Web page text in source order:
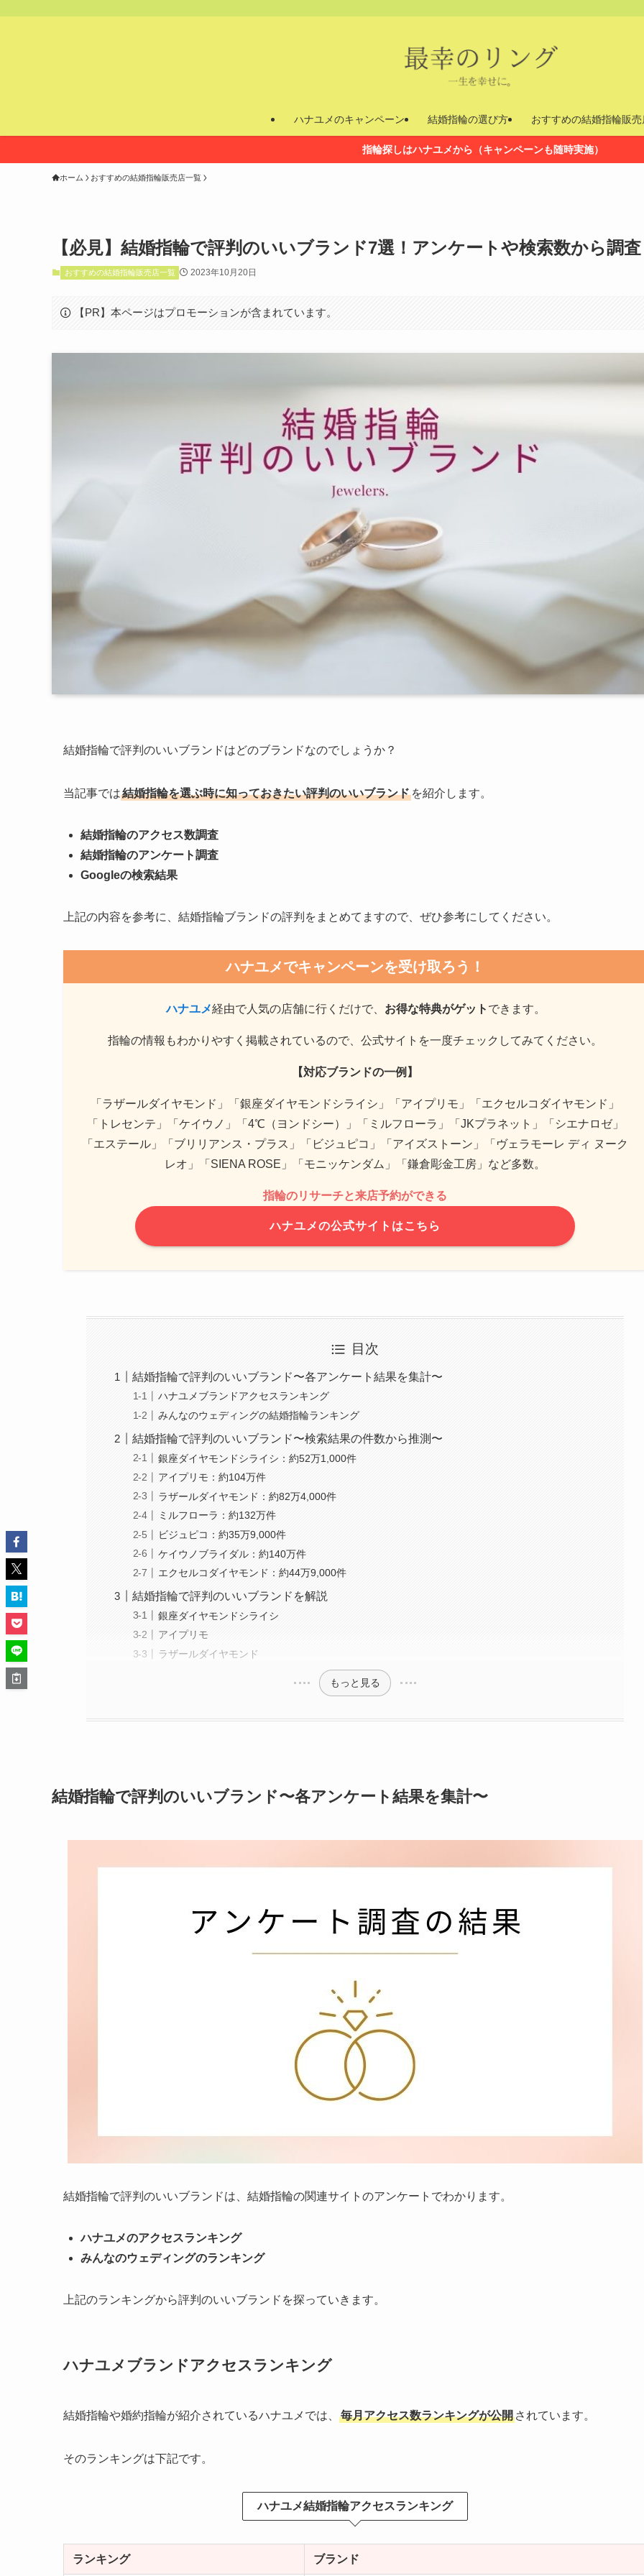
ハナユメのキャンペーン 結婚指輪の選び方 おすすめの結婚指輪販
指輪探しはハナユメから（キャンペーンも随時実施）
ホーム おすすめの結婚指輪販売店一覧
【必見】結婚指輪で評判のいいブランド7選！アンケートや検索数から調査
おすすめの結婚指輪販売店一覧 2023年10月20日
【PR】本ページはプロモーションが含まれています。
結婚指輪で評判のいいブランドはどのブランドなのでしょうか？
当記事では結婚指輪を選ぶ時に知っておきたい評判のいいブランド を紹介します。
結婚指輪のアクセス数調査
結婚指輪のアンケート調査
Googleの検索結果
上記の内容を参考に、結婚指輪ブランドの評判をまとめてますので、ぜひ参考にしてください。
ハナユメでキャンペーンを受け取ろう！
ハナユメ経由で人気の店舗に行くだけで、 お得な特典がゲット できます。
指輪の情報もわかりやすく掲載されているので、公式サイトを一度チェックしてみてください。
【対応ブランドの一例】
「ラザールダイヤモンド」「銀座ダイヤモンドシライシ」「アイプリモ」「エクセルコダイヤモンド」
「トレセンテ」「ケイウノ」「4℃（ヨンドシー）」「ミルフローラ」「JKプラネット」「シエナロゼ」
「エステール」「ブリリアンス・プラス」「ビジュピコ」「アイズストーン」「ヴェラモーレ ディ ヌーク
レオ」「SIENA ROSE」「モニッケンダム」「鎌倉彫金工房」など多数。
指輪のリサーチと来店予約ができる
ハナユメの公式サイトはこちら
目次
結婚指輪で評判のいいブランド〜各アンケート結果を集計〜
ハナユメブランドアクセスランキング
みんなのウェディングの結婚指輪ランキング
結婚指輪で評判のいいブランド〜検索結果の件数から推測〜
銀座ダイヤモンドシライシ：約52万1,000件
アイプリモ：約104万件
ラザールダイヤモンド：約82万4,000件
ミルフローラ：約132万件
ビジュピコ：約35万9,000件
ケイウノブライダル：約140万件
エクセルコダイヤモンド：約44万9,000件
結婚指輪で評判のいいブランドを解説
銀座ダイヤモンドシライシ
アイプリモ
ラザールダイヤモンド
もっと見る
結婚指輪で評判のいいブランド〜各アンケート結果を集計〜
結婚指輪で評判のいいブランドは、結婚指輪の関連サイトのアンケートでわかります。
ハナユメのアクセスランキング
みんなのウェディングのランキング
上記のランキングから評判のいいブランドを探っていきます。
ハナユメブランドアクセスランキング
結婚指輪や婚約指輪が紹介されているハナユメでは、 毎月アクセス数ランキングが公開 されています。
そのランキングは下記です。
ハナユメ結婚指輪アクセスランキング
ランキング ブランド